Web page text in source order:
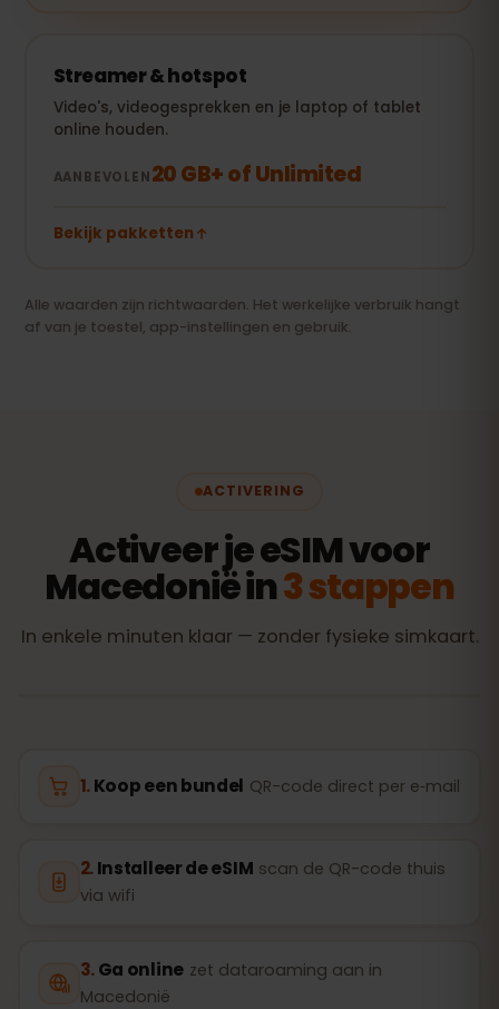
Streamer & hotspot
Video's, videogesprekken en je laptop of tablet
online houden.
AANBEVOLEN20 GB+ of Unlimited
Bekijk pakketten
Alle waarden zijn richtwaarden. Het werkelijke verbruik hangt
af van je toestel, app-instellingen en gebruik.
ACTIVERING
Activeer je eSIM voor
Macedonië in3 stappen
In enkele minuten klaar — zonder fysieke simkaart.
Koop een bundel QR-code direct per e‑mail
Installeer de eSIM scan de QR-code thuis
via wifi
Ga online zet dataroaming aan in
Macedonië